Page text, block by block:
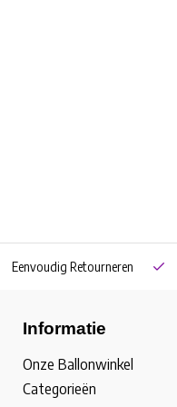
Eenvoudig Retourneren
Informatie
Onze Ballonwinkel
Categorieën